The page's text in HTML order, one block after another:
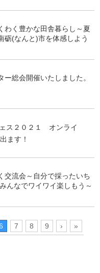
わく豊かな田舎暮らし～夏
砺(なんと)市を体感しよう
ー総会開催いたしました。
ス２０２１ オンライ
ます！
流会～自分で採ったいち
んなでワイワイ楽しもう～
7 8 9 › »